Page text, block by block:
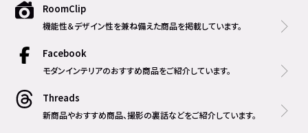
RoomClip
機能性＆デザイン性を兼ね備えた商品を掲載しています。
Facebook
モダンインテリアのおすすめ商品をご紹介しています。
Threads
新商品やおすすめ商品、撮影の裏話などをご紹介しています。